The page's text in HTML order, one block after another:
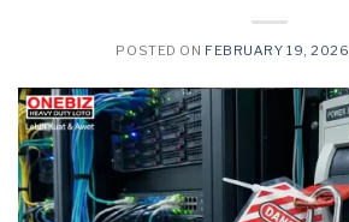
POSTED ON FEBRUARY 19, 2026